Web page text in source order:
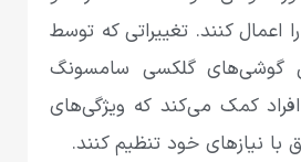
اعمال کنند. تغییراتی که توسط
گوشی‌های گلکسی سامسونگ
کمک می‌کند که ویژگی‌های
نیازهای خود تنظیم کنند.